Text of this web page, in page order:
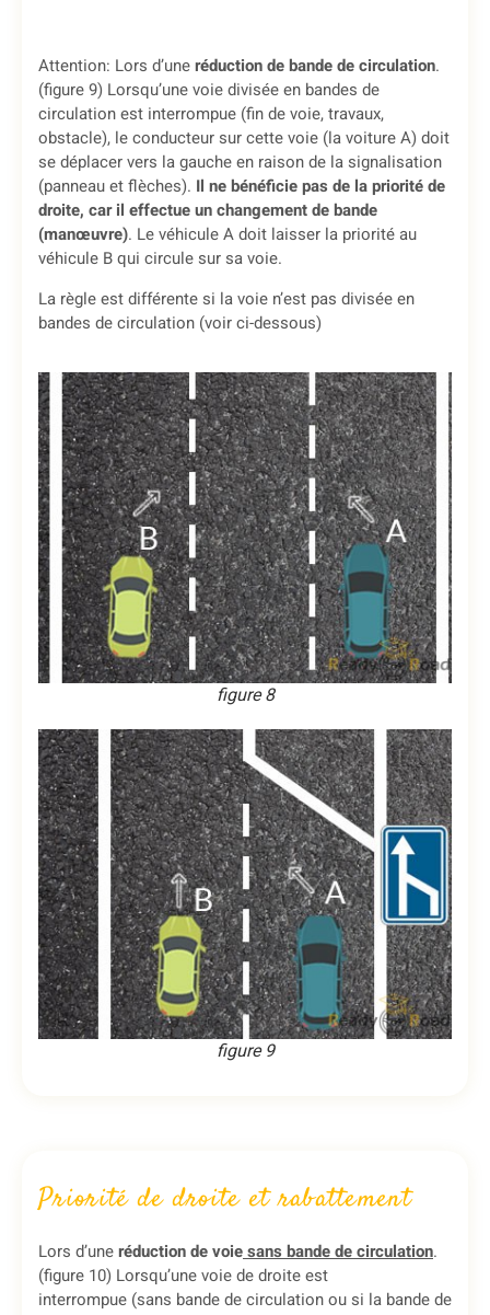
Attention: Lors d’uneréduction de bande de circulation.
(figure 9) Lorsqu’une voie divisée en bandes de
circulation est interrompue (fin de voie, travaux,
obstacle), le conducteur sur cette voie (la voiture A) doit
se déplacer vers la gauche en raison de la signalisation
(panneau et flèches). Il ne bénéficie pas de la priorité de
droite, car il effectue un changement de bande
(manœuvre). Le véhicule A doit laisser la priorité au
véhicule B qui circule sur sa voie.
La règle est différente si la voie n’est pas divisée en
bandes de circulation (voir ci-dessous)
figure 8
figure 9
Priorité de droite et rabattement
Lors d’uneréduction de voiesans bande de circulation.
(figure 10) Lorsqu’une voiede droite est
interrompue (sans bande de circulation ou si la bande de